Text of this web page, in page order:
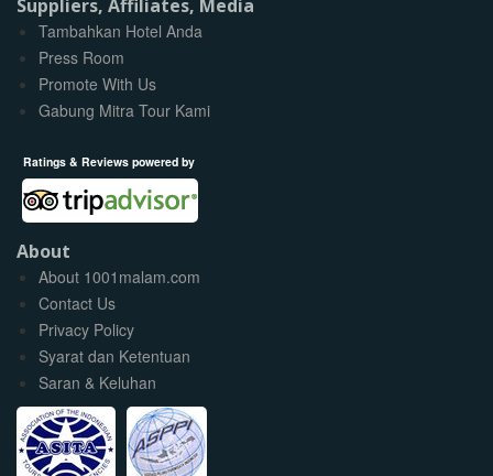
Suppliers, Affiliates, Media
Tambahkan Hotel Anda
Press Room
Promote With Us
Gabung Mitra Tour Kami
Ratings & Reviews powered by
About
About 1001malam.com
Contact Us
Privacy Policy
Syarat dan Ketentuan
Saran & Keluhan